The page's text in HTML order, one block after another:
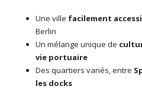
Une ville facilement
Berlin
Un mélange unique de
vie portuaire
Des quartiers variés, entre
les docks